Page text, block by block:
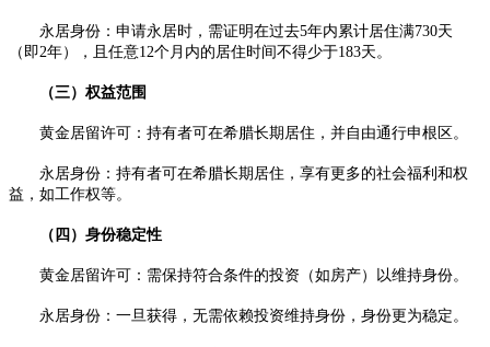
永居身份：申请永居时，需证明在过去5年内累计居住满730天
（即2年），且任意12个月内的居住时间不得少于183天。
（三）权益范围
黄金居留许可：持有者可在希腊长期居住，并自由通行申根区。
永居身份：持有者可在希腊长期居住，享有更多的社会福利和权
益，如工作权等。
（四）身份稳定性
黄金居留许可：需保持符合条件的投资（如房产）以维持身份。
永居身份：一旦获得，无需依赖投资维持身份，身份更为稳定。